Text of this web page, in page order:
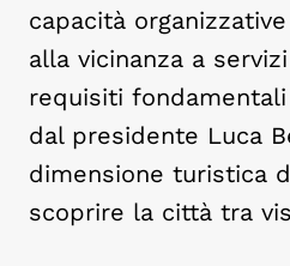
capacità
alla vicinanza a
requisiti
dal presidente Luca
dimensione turistica
scoprire la città tra